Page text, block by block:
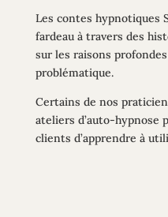
Les contes hypnotiques
fardeau à travers des
sur les raisons
problématique.
Certains de nos
ateliers d’auto-hypnose
clients d’apprendre à